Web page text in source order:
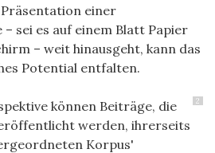
einer
– sei es auf einem Blatt Papier
– weit hinausgeht, kann das
Potential entfalten.
2
können Beiträge, die
werden, ihrerseits
Korpus'